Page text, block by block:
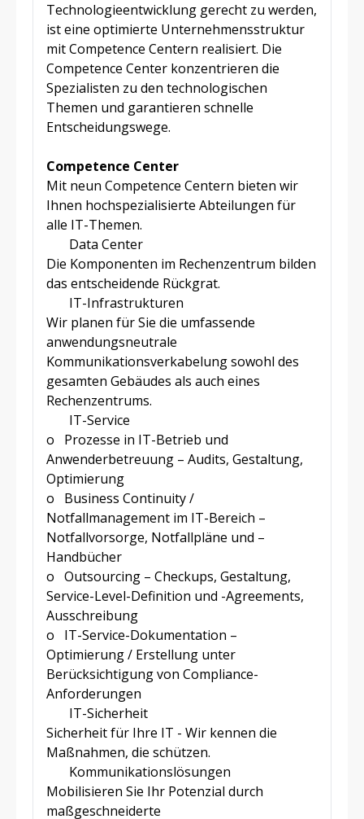
Technologieentwicklung gerecht zu werden,
ist eine optimierte Unternehmensstruktur
mit Competence Centern realisiert. Die
Competence Center konzentrieren die
Spezialisten zu den technologischen
Themen und garantieren schnelle
Entscheidungswege.
Competence Center
Mit neun Competence Centern bieten wir
Ihnen hochspezialisierte Abteilungen für
alle IT-Themen.
Data Center
Die Komponenten im Rechenzentrum bilden
das entscheidende Rückgrat.
IT-Infrastrukturen
Wir planen für Sie die umfassende
anwendungsneutrale
Kommunikationsverkabelung sowohl des
gesamten Gebäudes als auch eines
Rechenzentrums.
IT-Service
o
Prozesse in IT-Betrieb und
Anwenderbetreuung – Audits, Gestaltung,
Optimierung
o
Business Continuity /
Notfallmanagement im IT-Bereich –
Notfallvorsorge, Notfallpläne und –
Handbücher
o Outsourcing – Checkups, Gestaltung,
Service-Level-Definition und -Agreements,
Ausschreibung
o
IT-Service-Dokumentation –
Optimierung / Erstellung unter
Berücksichtigung von Compliance-
Anforderungen
IT-Sicherheit
Sicherheit für Ihre IT - Wir kennen die
Maßnahmen, die schützen.
Kommunikationslösungen
Mobilisieren Sie Ihr Potenzial durch
maßgeschneiderte